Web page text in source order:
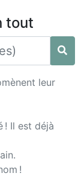
tout
leur
! Il est déjà
!